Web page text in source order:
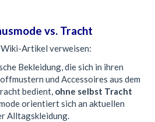
vs. Tracht
Artikel verweisen:
Bekleidung, die sich in ihren
und Accessoires aus dem
bedient, ohne selbst Tracht
orientiert sich an aktuellen
Alltagskleidung.